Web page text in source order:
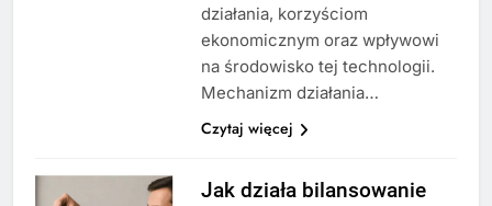
działania, korzyściom
ekonomicznym oraz wpływowi
na środowisko tej technologii.
Mechanizm działania…
Czytaj więcej
Jak działa bilansowanie